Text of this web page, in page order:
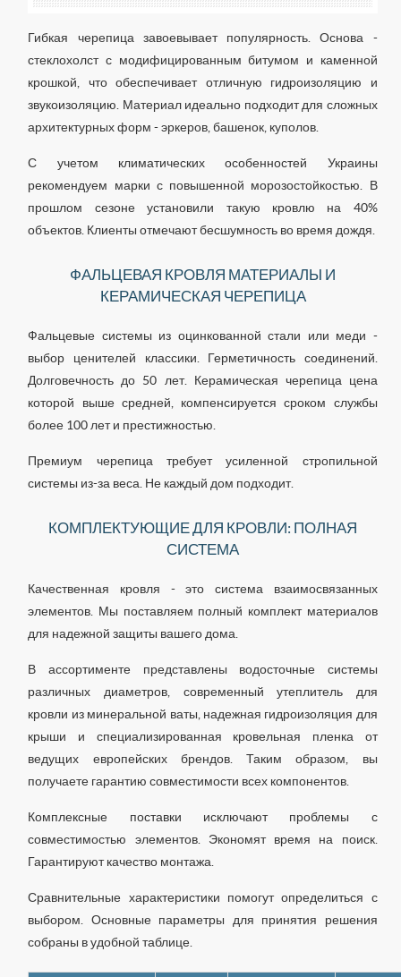
Гибкая черепица завоевывает популярность. Основа -
стеклохолст с модифицированным битумом и каменной
крошкой, что обеспечивает отличную гидроизоляцию и
звукоизоляцию. Материал идеально подходит для сложных
архитектурных форм - эркеров, башенок, куполов.
С учетом климатических особенностей Украины
рекомендуем марки с повышенной морозостойкостью. В
прошлом сезоне установили такую кровлю на 40%
объектов. Клиенты отмечают бесшумность во время дождя.
ФАЛЬЦЕВАЯ КРОВЛЯ МАТЕРИАЛЫ И
КЕРАМИЧЕСКАЯ ЧЕРЕПИЦА
Фальцевые системы из оцинкованной стали или меди -
выбор ценителей классики. Герметичность соединений.
Долговечность до 50 лет. Керамическая черепица цена
которой выше средней, компенсируется сроком службы
более 100 лет и престижностью.
Премиум черепица требует усиленной стропильной
системы из-за веса. Не каждый дом подходит.
КОМПЛЕКТУЮЩИЕ ДЛЯ КРОВЛИ: ПОЛНАЯ
СИСТЕМА
Качественная кровля - это система взаимосвязанных
элементов. Мы поставляем полный комплект материалов
для надежной защиты вашего дома.
В ассортименте представлены водосточные системы
различных диаметров, современный утеплитель для
кровли из минеральной ваты, надежная гидроизоляция для
крыши и специализированная кровельная пленка от
ведущих европейских брендов. Таким образом, вы
получаете гарантию совместимости всех компонентов.
Комплексные поставки исключают проблемы с
совместимостью элементов. Экономят время на поиск.
Гарантируют качество монтажа.
Сравнительные характеристики помогут определиться с
выбором. Основные параметры для принятия решения
собраны в удобной таблице.